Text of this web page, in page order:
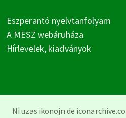
Eszperantó nyelvtanfolyam
A MESZ webáruháza
Hírlevelek, kiadványok
Ni uzas ikonojn de